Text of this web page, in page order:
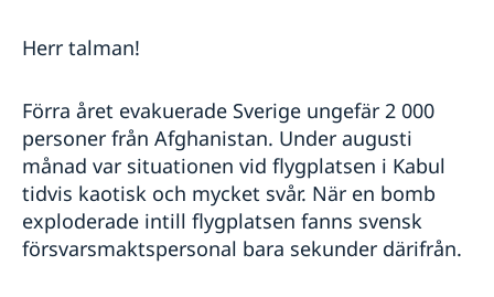
Herr talman!
Förra året evakuerade Sverige ungefär 2 000
personer från Afghanistan. Under augusti
månad var situationen vid flygplatsen i Kabul
tidvis kaotisk och mycket svår. När en bomb
exploderade intill flygplatsen fanns svensk
försvarsmaktspersonal bara sekunder därifrån.